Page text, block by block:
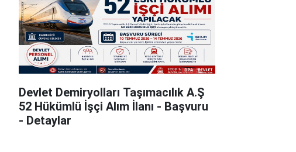
Devlet Demiryolları Taşımacılık A.Ş
52 Hükümlü İşçi Alım İlanı - Başvuru
- Detaylar